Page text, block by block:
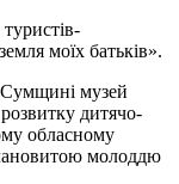
моїх батьків».
Сумщині музей
дитячо-
обласному
молоддю